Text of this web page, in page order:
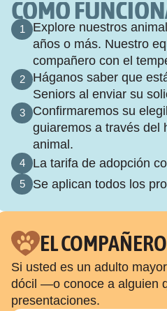
CÓMO
1
Explore nuestros
años o más. Nuestro
compañero con el
2
Háganos saber que
Seniors al enviar su
3
Confirmaremos su
guiaremos a través del
animal.
4 La tarifa de adopción
5 Se aplican todos los
EL
Si usted es un adulto
dócil —o conoce a alguien
presentaciones.